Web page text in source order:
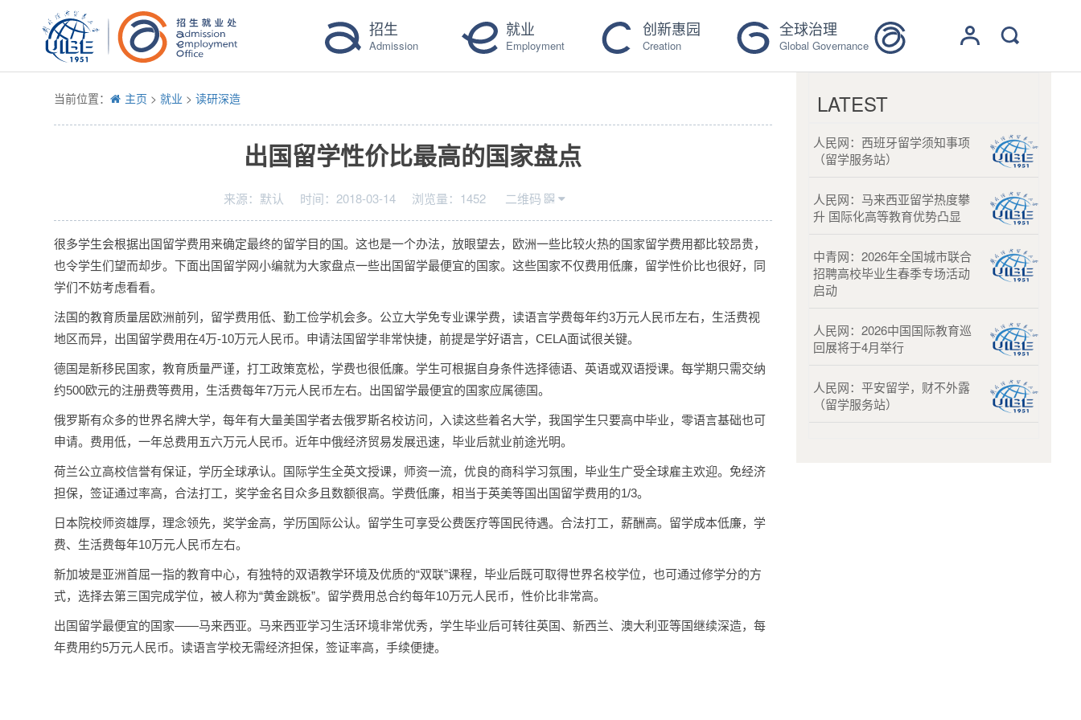
招生
Admission
就业
Employment
创新惠园
Creation
全球治理
Global Governance
当前位置： 主页 > 就业 > 读研深造
出国留学性价比最高的国家盘点
来源： 默认 时间： 2018-03-14 浏览量： 1452 二维码
很多学生会根据出国留学费用来确定最终的留学目的国。这也是一个办法，放眼望去，欧洲一些比较火热的国家留学费用都比较昂贵，
也令学生们望而却步。下面出国留学网小编就为大家盘点一些出国留学最便宜的国家。这些国家不仅费用低廉，留学性价比也很好，同
学们不妨考虑看看。
法国的教育质量居欧洲前列，留学费用低、勤工俭学机会多。公立大学免专业课学费，读语言学费每年约3万元人民币左右，生活费视
地区而异，出国留学费用在4万-10万元人民币。申请法国留学非常快捷，前提是学好语言，CELA面试很关键。
德国是新移民国家，教育质量严谨，打工政策宽松，学费也很低廉。学生可根据自身条件选择德语、英语或双语授课。每学期只需交纳
约500欧元的注册费等费用，生活费每年7万元人民币左右。出国留学最便宜的国家应属德国。
俄罗斯有众多的世界名牌大学，每年有大量美国学者去俄罗斯名校访问，入读这些着名大学，我国学生只要高中毕业，零语言基础也可
申请。费用低，一年总费用五六万元人民币。近年中俄经济贸易发展迅速，毕业后就业前途光明。
荷兰公立高校信誉有保证，学历全球承认。国际学生全英文授课，师资一流，优良的商科学习氛围，毕业生广受全球雇主欢迎。免经济
担保，签证通过率高，合法打工，奖学金名目众多且数额很高。学费低廉，相当于英美等国出国留学费用的1/3。
日本院校师资雄厚，理念领先，奖学金高，学历国际公认。留学生可享受公费医疗等国民待遇。合法打工，薪酬高。留学成本低廉，学
费、生活费每年10万元人民币左右。
新加坡是亚洲首屈一指的教育中心，有独特的双语教学环境及优质的“双联”课程，毕业后既可取得世界名校学位，也可通过修学分的方
式，选择去第三国完成学位，被人称为“黄金跳板”。留学费用总合约每年10万元人民币，性价比非常高。
出国留学最便宜的国家——马来西亚。马来西亚学习生活环境非常优秀，学生毕业后可转往英国、新西兰、澳大利亚等国继续深造，每
年费用约5万元人民币。读语言学校无需经济担保，签证率高，手续便捷。
LATEST
人民网：西班牙留学须知事项
（留学服务站）
人民网：马来西亚留学热度攀
升 国际化高等教育优势凸显
中青网：2026年全国城市联合
招聘高校毕业生春季专场活动
启动
人民网：2026中国国际教育巡
回展将于4月举行
人民网：平安留学，财不外露
（留学服务站）